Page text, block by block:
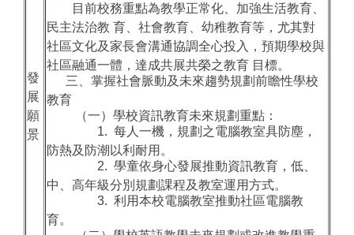
發
展
願
景
目前校務重點為教學正常化、加強生活教育、
民主法治教 育、社會教育、幼稚教育等，尤其對
社區文化及家長會溝通協調全心投入，預期學校與
社區融通一體，達成共展共榮之教育 目標。
三、掌握社會脈動及未來趨勢規劃前瞻性學校
教育
（一）學校資訊教育未來規劃重點：
1. 每人一機，規劃之電腦教室具防塵，
防熱及防潮以利耐用。
2. 學童依身心發展推動資訊教育，低、
中、高年級分別規劃課程及教室運用方式。
3. 利用本校電腦教室推動社區電腦教
育。